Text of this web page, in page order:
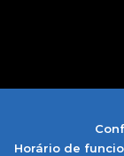
Horário de